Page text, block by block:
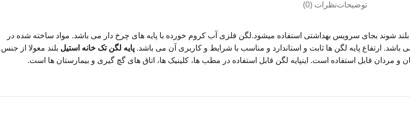
توضیحاتنظرات (0)
شوند بجای سرویس بهداشتی استفاده میشود.لگن فلزی آب کروم خورده با پایه های چرخ دار می باشد. مواد ساخته شده در
پایه لگن تک خانه استیل بلند معولا از جنس
و مردان قابل استفاده است. اینپایه لگن قابل استفاده در مطب ها، کلینیک ها، اتاق های گچ گیری و بیمارستان ها است.